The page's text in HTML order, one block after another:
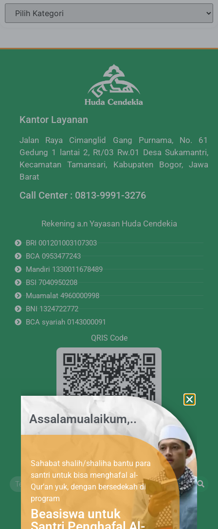
Kantor Layanan
Jalan Raya Cimanglid Gang Purnama, No. 61
Gedung 1 lantai 2, Rt/03 Rw.01 Desa Sukamantri,
Kecamatan Tamansari, Kabupaten Bogor, Jawa
Barat
Call Center : 0813-9991-3276
Rekening a.n Yayasan Huda Cendekia
BRI 001201003107303
BCA 0953477243
Mandiri 1330011678489
BSI 7040950208
Muamalat 4960000998
BNI 1324722772
BCA syariah 0143000091
QRIS Code
NMID : ID1022203818771
Assalamualaikum,..
Sahabat shalih/shaliha bantu para
santri untuk bisa menghafal al-
Qur’an yuk, dengan bersedekah di
program
Beasiswa untuk